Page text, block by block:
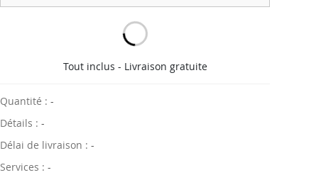
Tout inclus - Livraison gratuite
Quantité : -
Détails : -
Délai de livraison : -
Services : -